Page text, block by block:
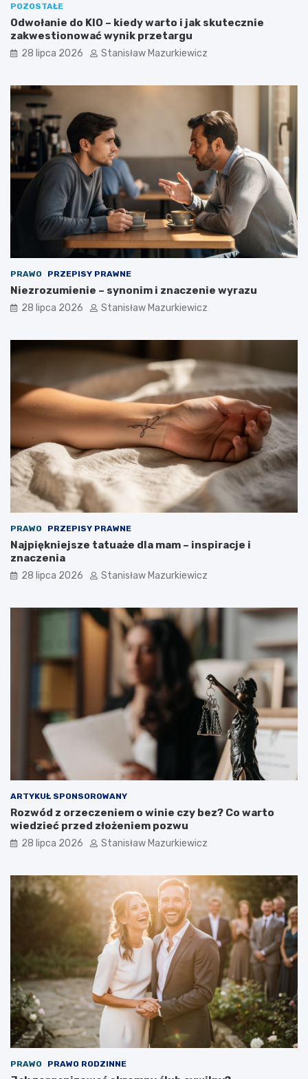
POZOSTAŁE
Odwołanie do KIO – kiedy warto i jak skutecznie
zakwestionować wynik przetargu
28 lipca 2026 Stanisław Mazurkiewicz
PRAWO PRZEPISY PRAWNE
Niezrozumienie – synonim i znaczenie wyrazu
28 lipca 2026 Stanisław Mazurkiewicz
PRAWO PRZEPISY PRAWNE
Najpiękniejsze tatuaże dla mam – inspiracje i
znaczenia
28 lipca 2026 Stanisław Mazurkiewicz
ARTYKUŁ SPONSOROWANY
Rozwód z orzeczeniem o winie czy bez? Co warto
wiedzieć przed złożeniem pozwu
28 lipca 2026 Stanisław Mazurkiewicz
PRAWO PRAWO RODZINNE